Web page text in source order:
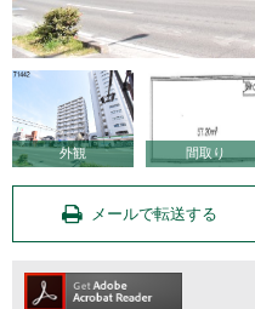
外観 間取り
メールで転送する